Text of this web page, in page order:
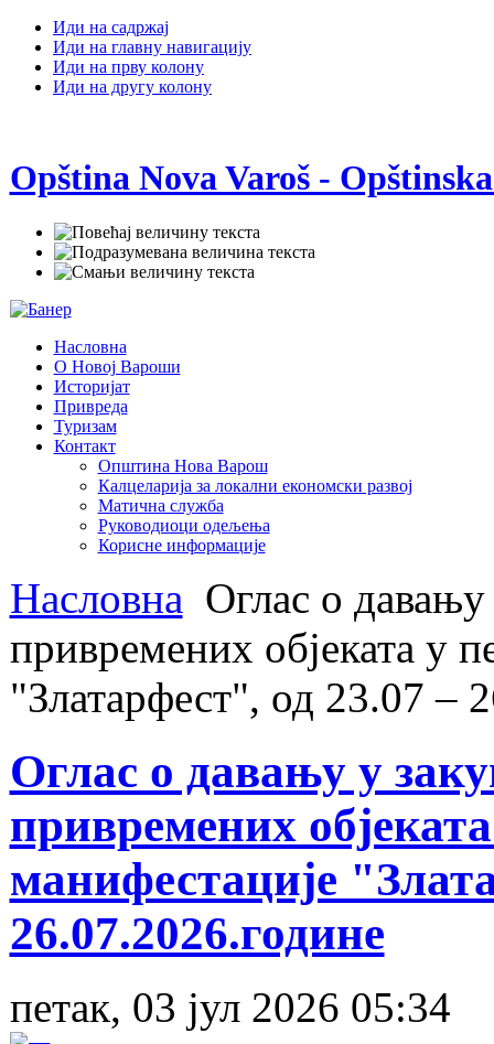
Иди на садржај
Иди на главну навигацију
Иди на прву колону
Иди на другу колону
Opština Nova Varoš -
Насловна
О Новој Вароши
Историјат
Привреда
Туризам
Контакт
Општина Нова Варош
Калцеларија за локални економски развој
Матична служба
Руководиоци одељења
Корисне информације
Насловна Оглас о
привремених објеката у
"Златарфест", од 23.07 –
Оглас о давању у
привремених
манифестације
26.07.2026.године
петак, 03 јул 2026 05:34